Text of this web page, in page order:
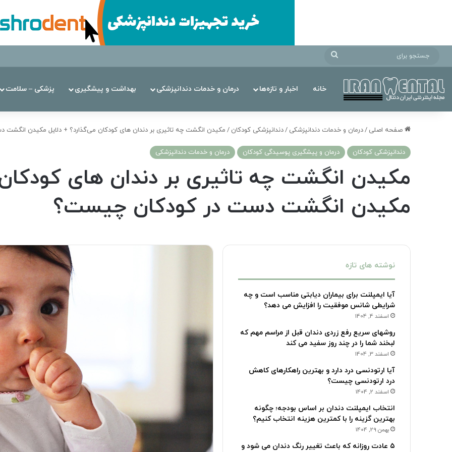
جستجو
خانه اخبار و تازه‌ها درمان‌ و خدمات دندانپزشکی بهداشت و پیشگیری پزشکی – سلامت
صفحه اصلی /درمان‌ و خدمات دندانپزشکی /دندانپزشکی کودکان / مکیدن انگشت چه تاثیری بر دندان های کودکان می‌گذارد؟ + دلایل مکیدن
دندانپزشکی کودکان درمان و پیشگیری پوسیدگی کودکان درمان‌ و خدمات دندانپزشکی
مکیدن انگشت چه تاثیری بر دندان های کودکان
مکیدن انگشت دست در کودکان چیست؟
نوشته های تازه
آیا ایمپلنت برای بیماران دیابتی مناسب است و چه
شرایطی شانس موفقیت را افزایش می دهد؟
اسفند 4, 1404
روشهای سریع رفع زردی دندان قبل از مراسم مهم که
لبخند شما را در چند روز سفید می کند
اسفند 3, 1404
آیا ارتودنسی درد دارد و بهترین راهکارهای کاهش
درد ارتودنسی چیست؟
اسفند 2, 1404
انتخاب ایمپلنت دندان بر اساس بودجه؛ چگونه
بهترین گزینه را با کمترین هزینه انتخاب کنیم؟
بهمن 29, 1404
۵ عادت روزانه که باعث تغییر رنگ دندان می شود و